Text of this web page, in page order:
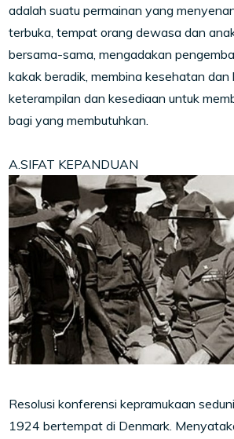
adalah suatu permainan yang
terbuka, tempat orang dewasa dan
bersama-sama, mengadakan
kakak beradik, membina kesehatan dan
keterampilan dan kesediaan untuk
bagi yang membutuhkan.
A.SIFAT KEPANDUAN
Resolusi konferensi kepramukaan
1924 bertempat di Denmark.